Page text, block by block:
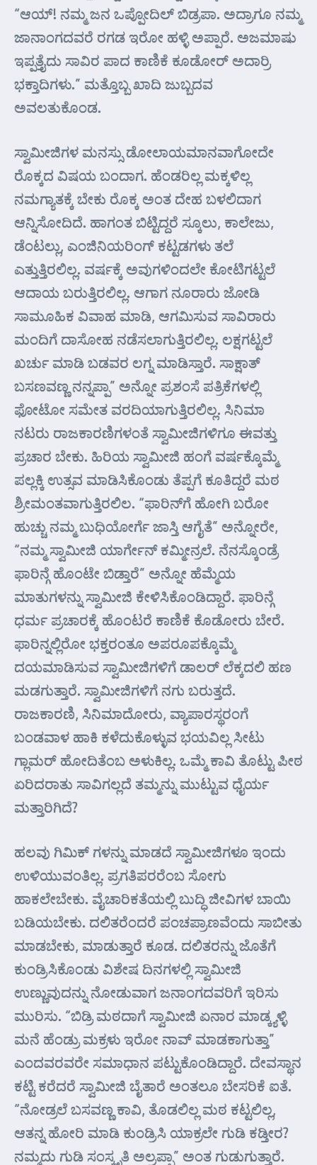
“ಆಯ್! ನಮ್ಮ ಜನ ಒಪ್ಪೋದಿಲ್ ಬಿಡ್ರಪಾ. ಅದ್ರಾಗೂ ನಮ್ಮ
ಜಾನಾಂಗದವರೆ ರಗಡ ಇರೋ ಹಳ್ಳಿ ಅಪ್ಪಾರೆ. ಅಜಮಾಷು
ಇಪ್ಪತ್ತೈದು ಸಾವಿರ ಪಾದ ಕಾಣಿಕೆ ಕೂಡೋರ್ ಅದಾರ್ರಿ
ಭಕ್ತಾದಿಗಳು.” ಮತ್ತೊಬ್ಬ ಖಾದಿ ಜುಬ್ಬದವ
ಅವಲತುಕೊಂಡ.
ಸ್ವಾಮೀಜಿಗಳ ಮನಸ್ಸು ಡೋಲಾಯಮಾನವಾಗೋದೇ
ರೊಕ್ಕದ ವಿಷಯ ಬಂದಾಗ. ಹೆಂಡರಿಲ್ಲ ಮಕ್ಕಳಿಲ್ಲ
ನಮಗ್ಯಾತಕ್ಕೆ ಬೇಕು ರೊಕ್ಕ ಅಂತ ದೇಹ ಬಳಲಿದಾಗ
ಆನ್ನಿಸೋದಿದೆ. ಹಾಗಂತ ಬಿಟ್ಟಿದ್ದರೆ ಸ್ಕೂಲು, ಕಾಲೇಜು,
ಡೆಂಟಲ್ಲು, ಎಂಜಿನಿಯರಿಂಗ್ ಕಟ್ಟಡಗಳು ತಲೆ
ಎತ್ತುತ್ತಿರಲಿಲ್ಲ. ವರ್ಷಕ್ಕೆ ಅವುಗಳಿಂದಲೇ ಕೋಟಿಗಟ್ಟಲೆ
ಆದಾಯ ಬರುತ್ತಿರಲಿಲ್ಲ. ಆಗಾಗ ನೂರಾರು ಜೋಡಿ
ಸಾಮೂಹಿಕ ವಿವಾಹ ಮಾಡಿ, ಆಗಮಿಸುವ ಸಾವಿರಾರು
ಮಂದಿಗೆ ದಾಸೋಹ ನಡೆಸಲಾಗುತ್ತಿರಲಿಲ್ಲ. ಲಕ್ಷಗಟ್ಟಲೆ
ಖರ್ಚು ಮಾಡಿ ಬಡವರ ಲಗ್ನ ಮಾಡಿಸ್ತಾರೆ. ಸಾಕ್ಷಾತ್
ಬಸಣವಣ್ಣ ನನ್ನಪ್ಪಾ” ಅನ್ನೋ ಪ್ರಶಂಸೆ ಪತ್ರಿಕೆಗಳಲ್ಲಿ
ಫೋಟೋ ಸಮೇತ ವರದಿಯಾಗುತ್ತಿರಲಿಲ್ಲ. ಸಿನಿಮಾ
ನಟರು ರಾಜಕಾರಣಿಗಳಂತೆ ಸ್ವಾಮೀಜಿಗಳಿಗೂ ಈವತ್ತು
ಪ್ರಚಾರ ಬೇಕು. ಹಿರಿಯ ಸ್ವಾಮೀಜಿ ಹಂಗೆ ವರ್ಷಕ್ಕೊಮ್ಮೆ
ಪಲ್ಲಕ್ಕಿ ಉತ್ಸವ ಮಾಡಿಸಿಕೊಂಡು ತೆಪ್ಪಗೆ ಕೂತಿದ್ದರೆ ಮಠ
ಶ್ರೀಮಂತವಾಗುತ್ತಿರಲಿಲ. “ಫಾರಿನ್‍ಗೆ ಹೋಗಿ ಬರೋ
ಹುಚ್ಚು ನಮ್ಮ ಬುಧಿಯೋರ್ಗೆ ಜಾಸ್ತಿ ಆಗೈತೆ” ಅನ್ನೋರೇ,
“ನಮ್ಮ ಸ್ವಾಮೀಜಿ ಯಾರ್ಗೇನ್ ಕಮ್ಮೀನ್ರಲೆ. ನೆನಸ್ಕೊಂಡ್ರೆ
ಫಾರಿನ್ಗೆ ಹೊಂಟೇ ಬಿಡ್ತಾರೆ” ಅನ್ನೋ ಹೆಮ್ಮೆಯ
ಮಾತುಗಳನ್ನು ಸ್ವಾಮೀಜಿ ಕೇಳಿಸಿಕೊಂಡಿದ್ದಾರೆ. ಫಾರಿನ್ಗೆ
ಧರ್ಮ ಪ್ರಚಾರಕ್ಕೆ ಹೊಂಟರೆ ಕಾಣಿಕೆ ಕೊಡೋರು ಬೇರೆ.
ಫಾರಿನ್ನಲ್ಲಿರೋ ಭಕ್ತರಂತೂ ಅಪರೂಪಕ್ಕೊಮ್ಮೆ
ದಯಮಾಡಿಸುವ ಸ್ವಾಮೀಜಿಗಳಿಗೆ ಡಾಲರ್ ಲೆಕ್ಕದಲಿ ಹಣ
ಮಡಗುತ್ತಾರೆ. ಸ್ವಾಮೀಜಿಗಳಿಗೆ ನಗು ಬರುತ್ತದೆ.
ರಾಜಕಾರಣಿ, ಸಿನಿಮಾದೋರು, ವ್ಯಾಪಾರಸ್ಥರಂಗೆ
ಬಂಡವಾಳ ಹಾಕಿ ಕಳೆದುಕೊಳ್ಳುವ ಭಯವಿಲ್ಲ ಸೀಟು
ಗ್ಲಾಮರ್ ಹೋದಿತೆಂಬ ಅಳುಕಿಲ್ಲ. ಒಮ್ಮೆ ಕಾವಿ ತೊಟ್ಟು ಪೀಠ
ಏರಿದರಾತು ಸಾವಿಗಲ್ಲದೆ ತಮ್ಮನ್ನು ಮುಟ್ಟುವ ಧೈರ್ಯ
ಮತ್ತಾರಿಗಿದೆ?
ಹಲವು ಗಿಮಿಕ್ ಗಳನ್ನು ಮಾಡದೆ ಸ್ವಾಮೀಜಿಗಳೂ ಇಂದು
ಉಳಿಯುವಂತಿಲ್ಲ. ಪ್ರಗತಿಪರರೆಂಬ ಸೋಗು
ಹಾಕಲೇಬೇಕು. ವೈಚಾರಿಕತೆಯಲ್ಲಿ ಬುದ್ಧಿ ಜೀವಿಗಳ ಬಾಯಿ
ಬಡಿಯಬೇಕು. ದಲಿತರೆಂದರೆ ಪಂಚಪ್ರಾಣವೆಂದು ಸಾಬೀತು
ಮಾಡಬೇಕು, ಮಾಡುತ್ತಾರೆ ಕೂಡ. ದಲಿತರನ್ನು ಜೊತೆಗೆ
ಕುಂಡ್ರಿಸಿಕೊಂಡು ವಿಶೇಷ ದಿನಗಳಲ್ಲಿ ಸ್ವಾಮೀಜಿ
ಉಣ್ಣುವುದನ್ನು ನೋಡುವಾಗ ಜನಾಂಗದವರಿಗೆ ಇರಿಸು
ಮುರಿಸು. “ಬಿಡ್ರಿ ಮಠದಾಗೆ ಸ್ವಾಮೀಜಿ ಏನಾರ ಮಾಡ್ಕ್ಯಳ್ಳಿ
ಮನೆ ಹೆಂಡ್ರು ಮಕ್ರಳು ಇರೋ ನಾವ್ ಮಾಡಕಾಗುತ್ತಾ”
ಎಂದವರವರೇ ಸಮಾಧಾನ ಪಟ್ಟುಕೊಂಡಿದ್ದಾರೆ. ದೇವಸ್ಥಾನ
ಕಟ್ಟಿ ಕರೆದರೆ ಸ್ವಾಮೀಜಿ ಬೈತಾರೆ ಅಂತಲೂ ಬೇಸರಿಕೆ ಐತೆ.
“ನೋಡ್ರಲೆ ಬಸವಣ್ಣ ಕಾವಿ, ತೊಡಲಿಲ್ಲ ಮಠ ಕಟ್ಟಲಿಲ್ಲ,
ಆತನ್ನ ಹೋರಿ ಮಾಡಿ ಕುಂಡ್ರಿಸಿ ಯಾಕ್ರಲೇ ಗುಡಿ ಕಡ್ತೀರ?
ನಮ್ಮದು ಗುಡಿ ಸಂಸ್ಕೃತಿ ಅಲ್ರಪ್ಪಾ” ಅಂತ ಗುಡುಗುತ್ತಾರೆ.